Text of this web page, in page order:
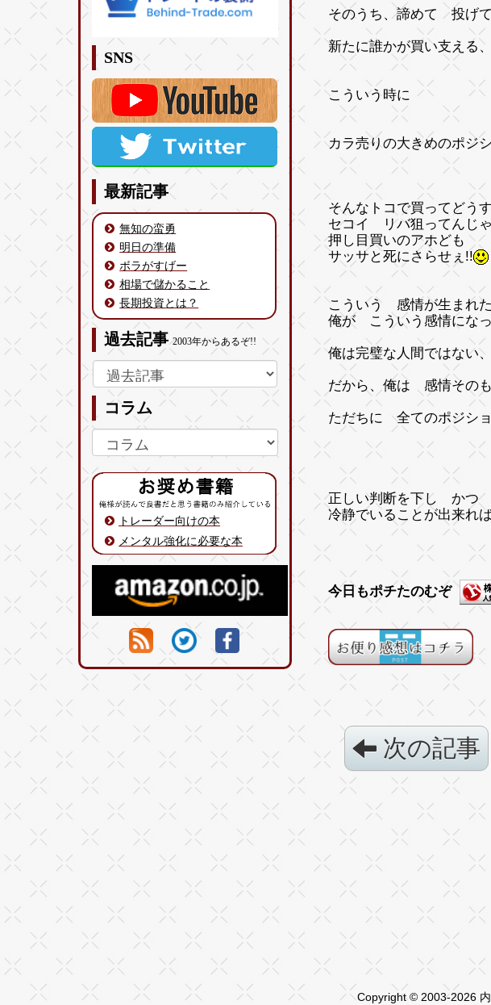
SNS
最新記事
無知の蛮勇
明日の準備
ボラがすげー
相場で儲かること
長期投資とは？
過去記事2003年からあるぞ!!
コラム
トレーダー向けの本
メンタル強化に必要な本
そのうち、諦めて 投げ
新たに誰かが買い支える
こういう時に
カラ売りの大きめのポジ
そんなトコで買ってどう
セコイ リバ狙ってんじ
押し目買いのアホども
サッサと死にさらせぇ!!
こういう 感情が生まれ
俺が こういう感情にな
俺は完璧な人間ではない
だから、俺は 感情そ
ただちに 全てのポジシ
正しい判断を下し かつ
冷静でいることが出来れ
ジェ
今日もポチたのむぞ
次の記事
Copyright © 2003-2026